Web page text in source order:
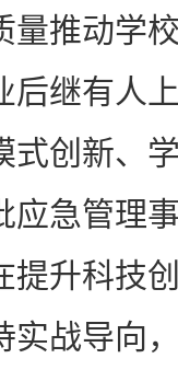
量推动学
后继有人
式创新、
应急管理
提升科技
实战导向